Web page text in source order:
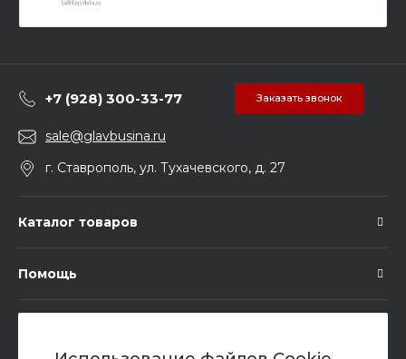
+7 (928) 300-33-77 Заказать звонок
sale@glavbusina.ru
г. Ставрополь, ул. Тухачевского, д. 27
Каталог товаров
Помощь